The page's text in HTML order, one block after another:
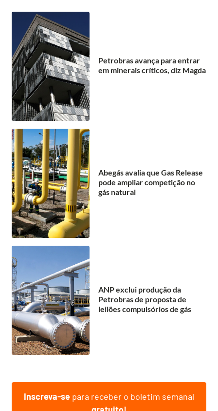
Petrobras avança para entrar
em minerais críticos, diz Magda
Abegás avalia que Gas Release
pode ampliar competição no
gás natural
ANP exclui produção da
Petrobras de proposta de
leilões compulsórios de gás
Inscreva-se para receber o boletim semanal